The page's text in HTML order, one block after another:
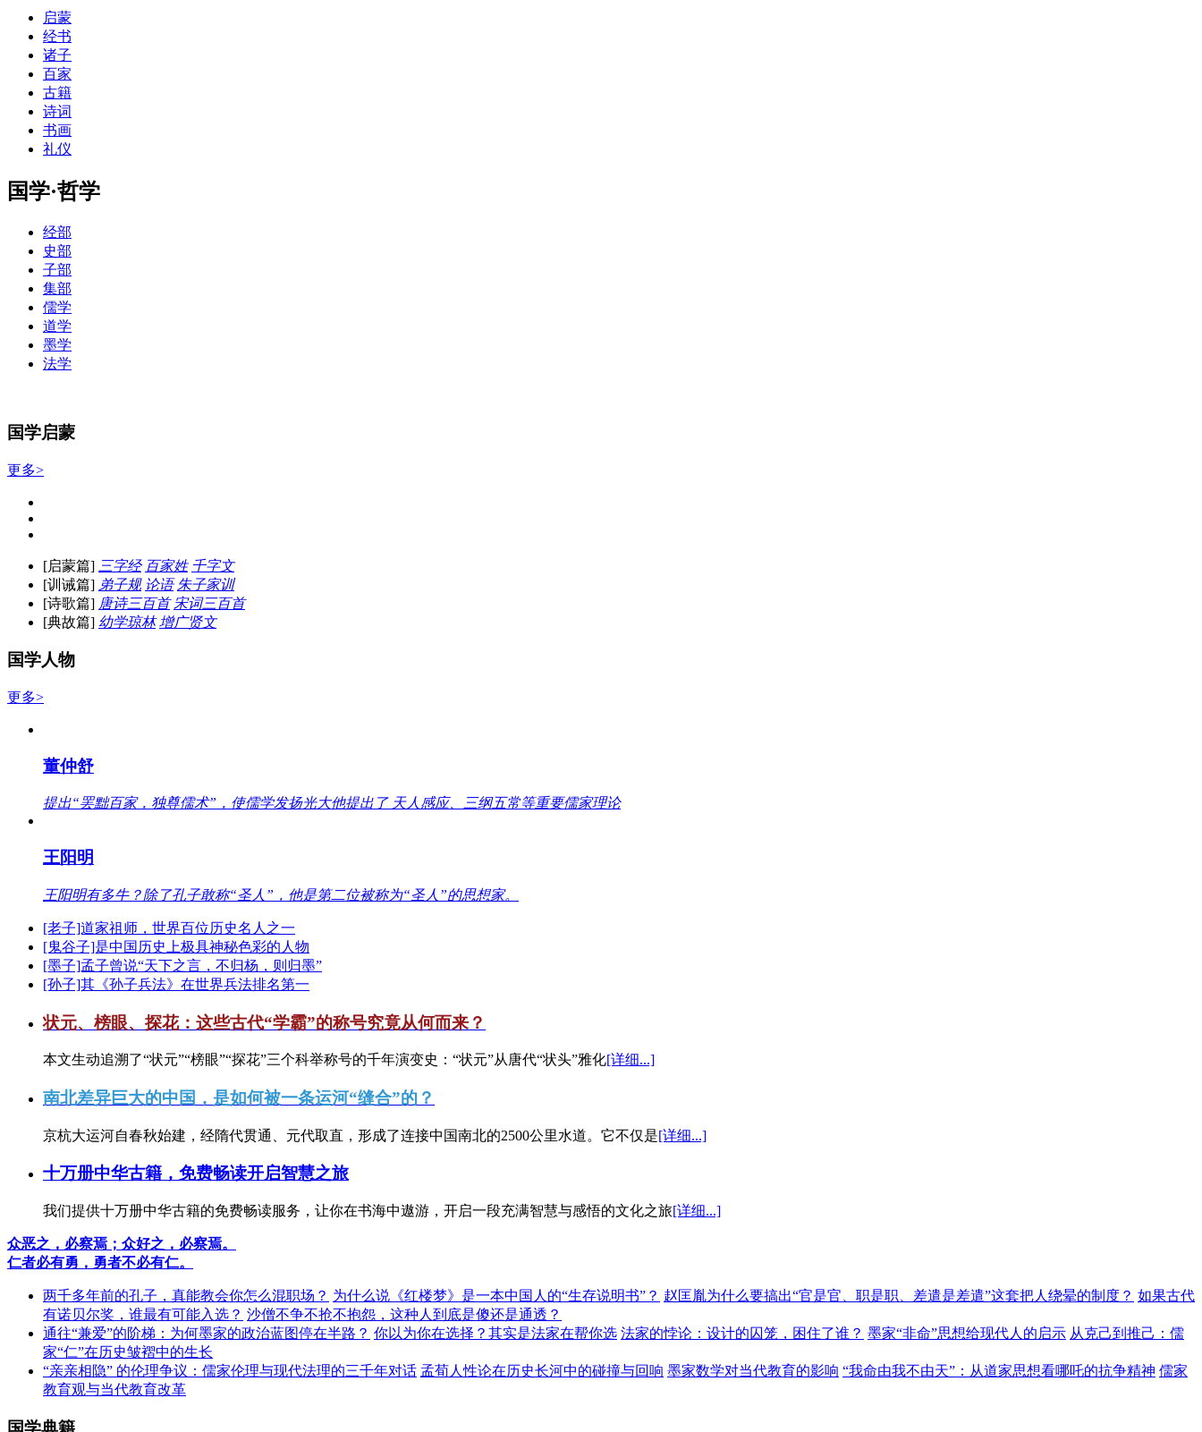
启蒙
经书
诸子
百家
古籍
诗词
书画
礼仪
国学·哲学
经部
史部
子部
集部
儒学
道学
墨学
法学
国学启蒙
更多>
[启蒙篇] 三字经 百家姓 千字文
[训诫篇] 弟子规 论语 朱子家训
[诗歌篇] 唐诗三百首 宋词三百首
[典故篇] 幼学琼林 增广贤文
国学人物
更多>
董仲舒
提出“罢黜百家，独尊儒术”，使儒学发扬光大他提出了 天人感应、三纲五常等重要儒家理论
王阳明
王阳明有多牛？除了孔子敢称“圣人”，他是第二位被称为“圣人”的思想家。
[老子]道家祖师，世界百位历史名人之一
[鬼谷子]是中国历史上极具神秘色彩的人物
[墨子]孟子曾说“天下之言，不归杨，则归墨”
[孙子]其《孙子兵法》在世界兵法排名第一
状元、榜眼、探花：这些古代“学霸”的称号究竟从何而来？
本文生动追溯了“状元”“榜眼”“探花”三个科举称号的千年演变史：“状元”从唐代“状头”雅化[详细...]
南北差异巨大的中国，是如何被一条运河“缝合”的？
京杭大运河自春秋始建，经隋代贯通、元代取直，形成了连接中国南北的2500公里水道。它不仅是[详细...]
十万册中华古籍，免费畅读开启智慧之旅
我们提供十万册中华古籍的免费畅读服务，让你在书海中遨游，开启一段充满智慧与感悟的文化之旅[详细...]
众恶之，必察焉；众好之，必察焉。
仁者必有勇，勇者不必有仁。
两千多年前的孔子，真能教会你怎么混职场？ 为什么说《红楼梦》是一本中国人的“生存说明书”？ 赵匡胤为什么要搞出“官是官、职是职、差遣是差遣”这套把人绕晕的制度？ 如果古代
有诺贝尔奖，谁最有可能入选？ 沙僧不争不抢不抱怨，这种人到底是傻还是通透？
通往“兼爱”的阶梯：为何墨家的政治蓝图停在半路？ 你以为你在选择？其实是法家在帮你选 法家的悖论：设计的囚笼，困住了谁？ 墨家“非命”思想给现代人的启示 从克己到推己：儒
家“仁”在历史皱褶中的生长
“亲亲相隐” 的伦理争议：儒家伦理与现代法理的三千年对话 孟荀人性论在历史长河中的碰撞与回响 墨家数学对当代教育的影响 “我命由我不由天”：从道家思想看哪吒的抗争精神 儒家
教育观与当代教育改革
国学典籍